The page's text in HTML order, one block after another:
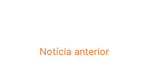
Notícia anterior